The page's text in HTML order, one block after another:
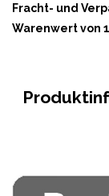
Fracht- und
Warenwert von